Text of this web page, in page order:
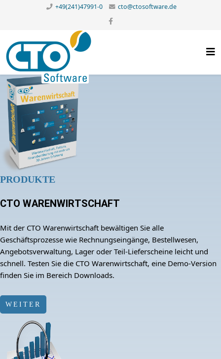
+49(241)47991-0 cto@ctosoftware.de
PRODUKTE
CTO WARENWIRTSCHAFT
Mit der CTO Warenwirtschaft bewältigen Sie alle
Geschäftsprozesse wie Rechnungseingänge, Bestellwesen,
Angebotsverwaltung, Lager oder Teil-Lieferscheine leicht und
schnell. Testen Sie die CTO Warenwirtschaft, eine Demo-Version
finden Sie im Bereich Downloads.
WEITER